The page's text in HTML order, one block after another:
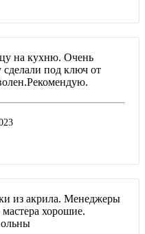
на кухню. Очень
сделали под ключ от
из акрила. Менеджеры
хорошие.